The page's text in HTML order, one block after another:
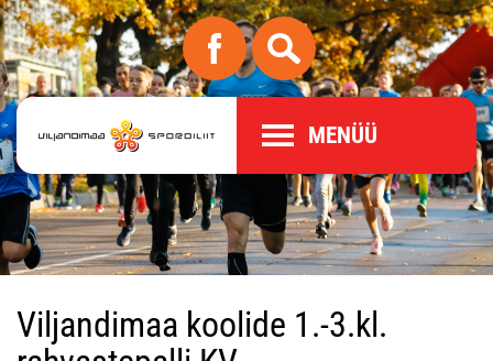
MENÜÜ
Viljandimaa koolide 1.-3.kl.